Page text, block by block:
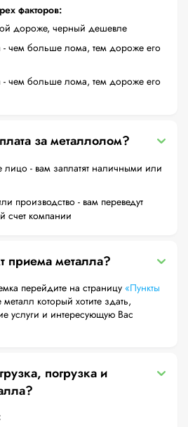
факторов:
дороже, черный дешевле
- чем больше лома, тем дороже его
- чем больше лома, тем дороже его
за металлолом?
лицо - вам заплатят наличными или
производство - вам переведут
счет компании
приема металла?
перейдите на страницу «Пункты
который хотите здать,
погрузка и